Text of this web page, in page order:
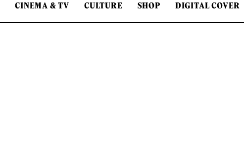
CINEMA & TV CULTURE SHOP DIGITAL COVER